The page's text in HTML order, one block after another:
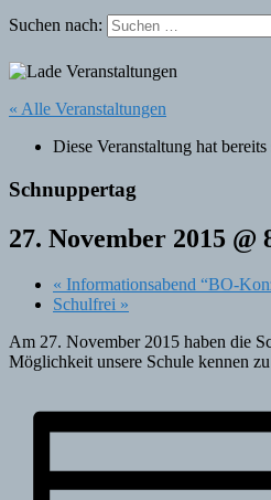
Suchen nach:
« Alle Veranstaltungen
Diese Veranstaltung hat
Schnuppertag
27. November 2015 @
« Informationsabend “BO-
Schulfrei »
Am 27. November 2015 haben die
Möglichkeit unsere Schule kennen